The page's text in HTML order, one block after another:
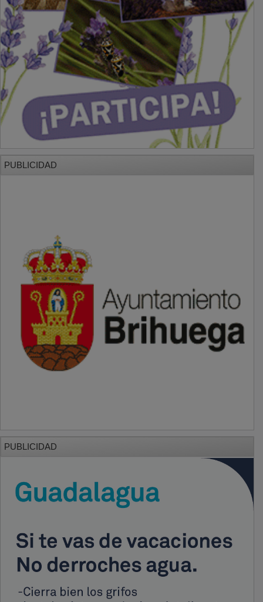
PUBLICIDAD
PUBLICIDAD